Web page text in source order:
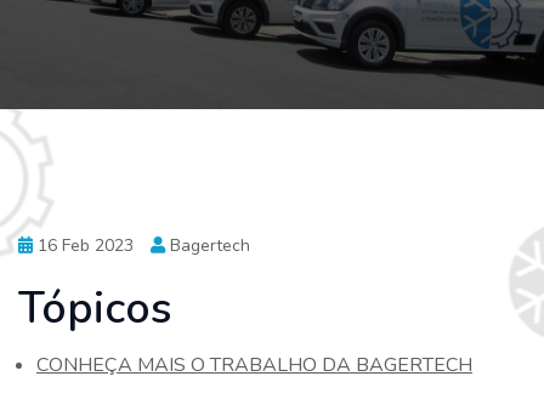
16 Feb 2023 Bagertech
Tópicos
CONHEÇA MAIS O TRABALHO DA BAGERTECH